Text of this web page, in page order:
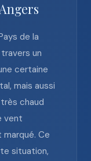
de la
un
certaine
mais aussi
chaud
vent
Ce
situation,